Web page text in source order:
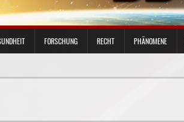
FORSCHUNG RECHT PHÄNOMENE